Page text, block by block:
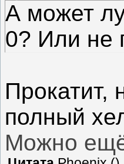
А может
0? Или не
Прокатит,
полный
Можно ещё